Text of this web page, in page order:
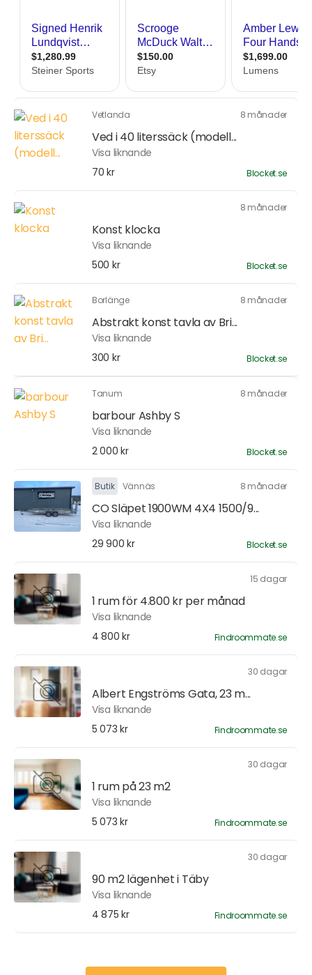
Vetlanda 8 månader
Ved i 40 literssäck (modell...
Visa liknande
70 kr
Blocket.se
8 månader
Konst klocka
Visa liknande
500 kr
Blocket.se
Borlänge 8 månader
Abstrakt konst tavla av Bri...
Visa liknande
300 kr
Blocket.se
Tanum 8 månader
barbour Ashby S
Visa liknande
2 000 kr
Blocket.se
Butik Vännäs 8 månader
CO Släpet 1900WM 4X4 1500/9...
Visa liknande
29 900 kr
Blocket.se
15 dagar
1 rum för 4.800 kr per månad
Visa liknande
4 800 kr
Findroommate.se
30 dagar
Albert Engströms Gata, 23 m...
Visa liknande
5 073 kr
Findroommate.se
30 dagar
1 rum på 23 m2
Visa liknande
5 073 kr
Findroommate.se
30 dagar
90 m2 lägenhet i Täby
Visa liknande
4 875 kr
Findroommate.se